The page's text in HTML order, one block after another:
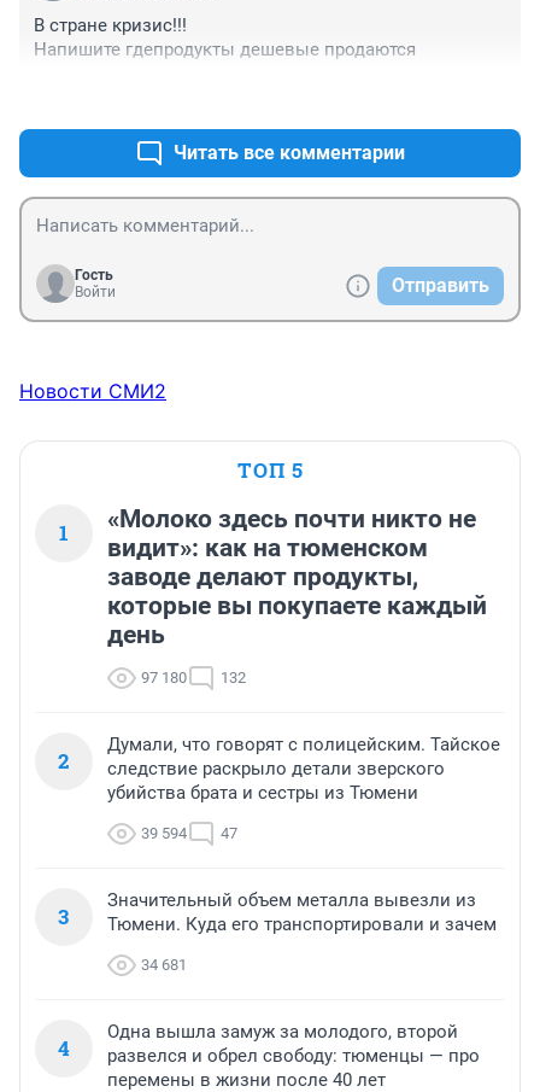
В стране кризис!!!
Напишите гдепродукты дешевые продаются
Читать все комментарии
Гость
Войти
Отправить
Новости СМИ2
ТОП 5
1
«Молоко здесь почти никто не
видит»: как на тюменском
заводе делают продукты,
которые вы покупаете каждый
день
97 180 132
2
Думали, что говорят с полицейским. Тайское
следствие раскрыло детали зверского
убийства брата и сестры из Тюмени
39 594 47
3
Значительный объем металла вывезли из
Тюмени. Куда его транспортировали и зачем
34 681
4
Одна вышла замуж за молодого, второй
развелся и обрел свободу: тюменцы — про
перемены в жизни после 40 лет